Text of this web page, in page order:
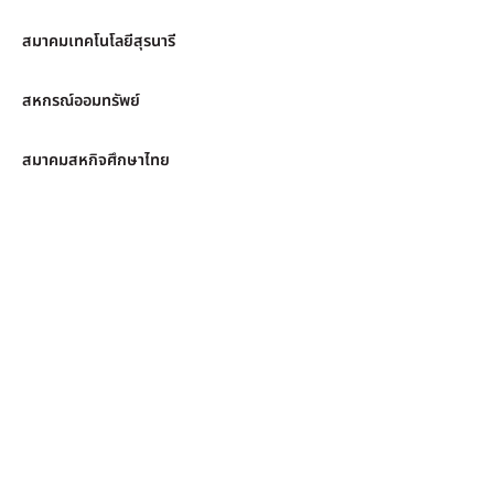
สมาคมเทคโนโลยีสุรนารี
สหกรณ์ออมทรัพย์
สมาคมสหกิจศึกษาไทย